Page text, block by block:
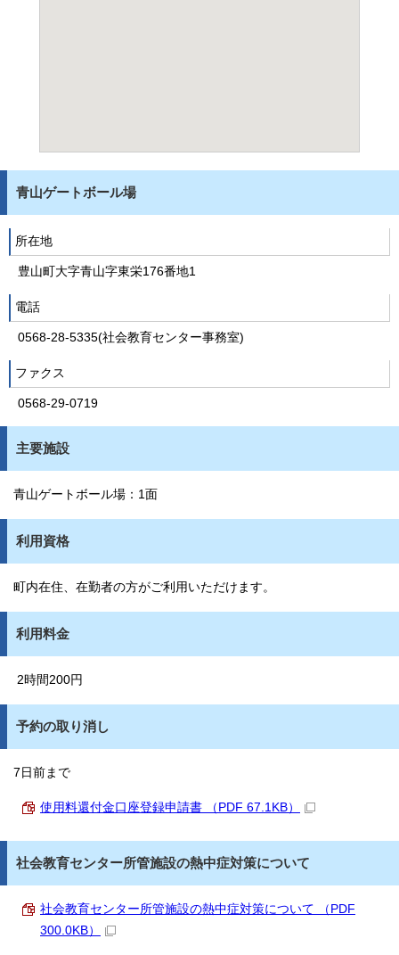
青山ゲートボール場
所在地
豊山町大字青山字東栄176番地1
電話
0568-28-5335(社会教育センター事務室)
ファクス
0568-29-0719
主要施設
青山ゲートボール場：1面
利用資格
町内在住、在勤者の方がご利用いただけます。
利用料金
2時間200円
予約の取り消し
7日前まで
使用料還付金口座登録申請書 （PDF 67.1KB）
社会教育センター所管施設の熱中症対策について
社会教育センター所管施設の熱中症対策について （PDF
300.0KB）